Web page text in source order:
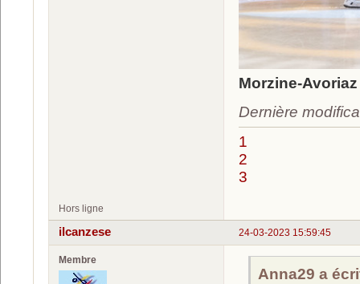
Morzine-
Dernière
1
2
3
Hors ligne
24-03-2023 15:59:45
ilcanzese
Membre
Anna29 a